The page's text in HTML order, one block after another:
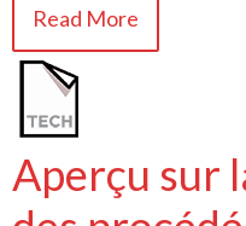
Read More
Aperçu sur